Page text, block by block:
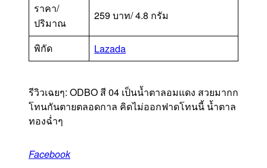
ราคา/
ปริมาณ
259 บาท/ 4.8 กรัม
พิกัด Lazada
รีวิวเฉยๆ: ODBO สี 04 เป็นน้ำตาลอมแดง สวยมากก
โทนกันตายตลอดกาล คิดไม่ออกฟาดโทนนี้ น้ำตาล
ทองฉ่ำๆ
Facebook